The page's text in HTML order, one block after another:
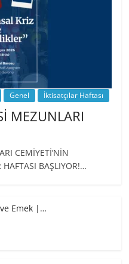
Genel İktisatçılar Haftası
MEZUNLARI
CEMİYETİ’NİN
BAŞLIYOR!…
Emek |…